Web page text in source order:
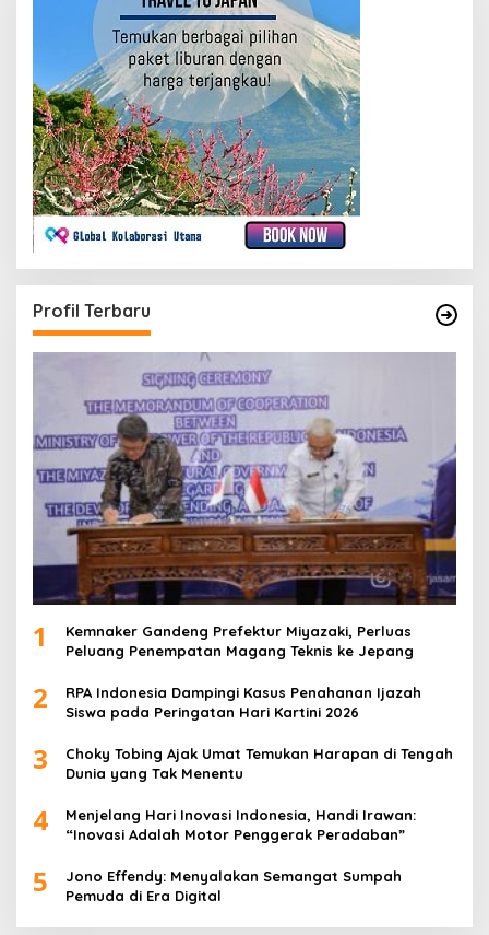
Profil Terbaru
1
Kemnaker Gandeng Prefektur Miyazaki, Perluas
Peluang Penempatan Magang Teknis ke Jepang
2
RPA Indonesia Dampingi Kasus Penahanan Ijazah
Siswa pada Peringatan Hari Kartini 2026
3
Choky Tobing Ajak Umat Temukan Harapan di Tengah
Dunia yang Tak Menentu
4
Menjelang Hari Inovasi Indonesia, Handi Irawan:
“Inovasi Adalah Motor Penggerak Peradaban”
5
Jono Effendy: Menyalakan Semangat Sumpah
Pemuda di Era Digital